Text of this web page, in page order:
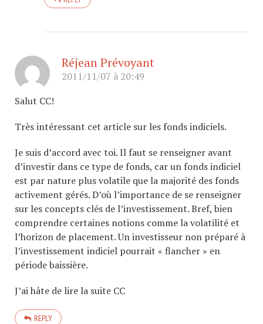
Réjean Prévoyant
2011/11/07 à 20:49
Salut CC!
Très intéressant cet article sur les fonds indiciels.
Je suis d’accord avec toi. Il faut se renseigner avant
d’investir dans ce type de fonds, car un fonds indiciel
est par nature plus volatile que la majorité des fonds
activement gérés. D’où l’importance de se renseigner
sur les concepts clés de l’investissement. Bref, bien
comprendre certaines notions comme la volatilité et
l’horizon de placement. Un investisseur non préparé à
l’investissement indiciel pourrait « flancher » en
période baissière.
J’ai hâte de lire la suite CC
REPLY